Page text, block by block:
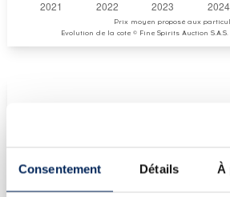
Consentement Détails À
Prix moyen proposé aux
Evolution de la cote © Fine Spirits Auction
1 015 €